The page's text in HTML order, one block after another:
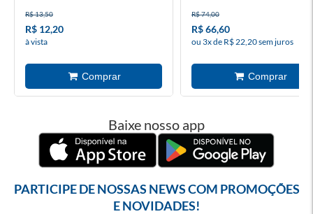
R$ 13,50
R$ 12,20
à vista
R$ 74,00
R$ 66,60
ou 3x de R$ 22,20 sem juros
Baixe nosso app
PARTICIPE DE NOSSAS NEWS COM PROMOÇÕES
E NOVIDADES!